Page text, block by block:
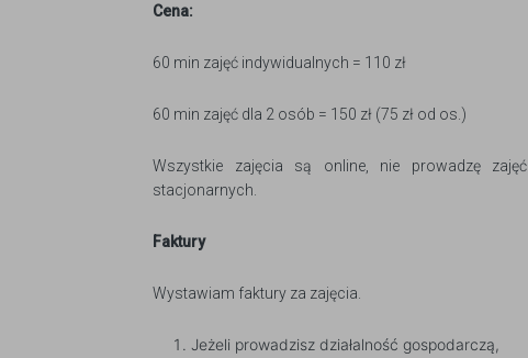
Cena:
60 min zajęć indywidualnych = 110 zł
60 min zajęć dla 2 osób = 150 zł (75 zł od os.)
Wszystkie zajęcia są online, nie prowadzę zajęć
stacjonarnych.
Faktury
Wystawiam faktury za zajęcia.
Jeżeli prowadzisz działalność gospodarczą,